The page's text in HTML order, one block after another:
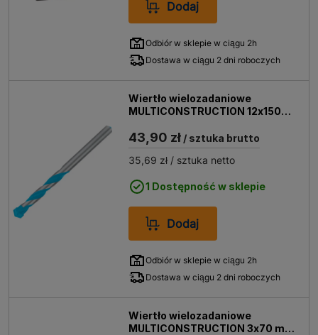
Dodaj
Odbiór w sklepie w ciągu 2h
Dostawa w ciągu 2 dni roboczych
Wiertło wielozadaniowe
MULTICONSTRUCTION 12x150
43,90 zł / sztuka brutto
35,69 zł / sztuka netto
1 Dostępność w sklepie
Dodaj
Odbiór w sklepie w ciągu 2h
Dostawa w ciągu 2 dni roboczych
Wiertło wielozadaniowe
MULTICONSTRUCTION 3x70 mm